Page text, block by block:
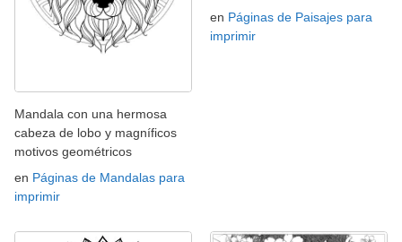
Mandala con una hermosa
cabeza de lobo y magníficos
motivos geométricos
en Páginas de Mandalas para
imprimir
en Páginas de Paisajes para
imprimir